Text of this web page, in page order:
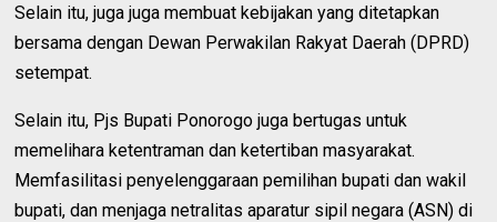
Selain itu, juga juga membuat kebijakan yang ditetapkan
bersama dengan Dewan Perwakilan Rakyat Daerah (DPRD)
setempat.
Selain itu, Pjs Bupati Ponorogo juga bertugas untuk
memelihara ketentraman dan ketertiban masyarakat.
Memfasilitasi penyelenggaraan pemilihan bupati dan wakil
bupati, dan menjaga netralitas aparatur sipil negara (ASN) di